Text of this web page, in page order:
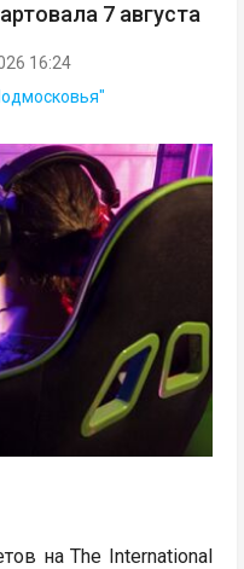
7 августа
16:24
на The International